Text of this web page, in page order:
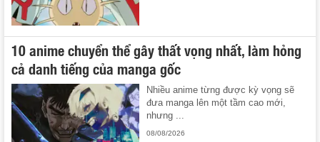
10 anime chuyển thể gây thất vọng nhất, làm hỏng
cả danh tiếng của manga gốc
Nhiều anime từng được kỳ vọng sẽ
đưa manga lên một tầm cao mới,
nhưng ...
08/08/2026